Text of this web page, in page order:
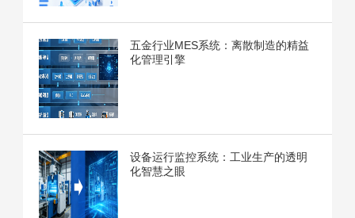
五金行业MES系统：离散制造的精益
化管理引擎
设备运行监控系统：工业生产的透明
化智慧之眼